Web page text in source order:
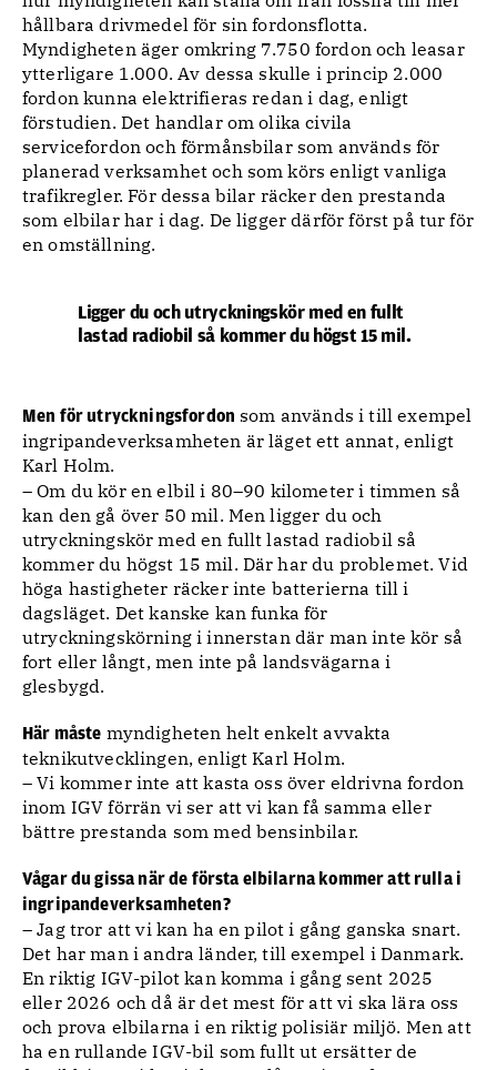
hållbara drivmedel för sin fordonsflotta.
Myndigheten äger omkring 7.750 fordon och leasar
ytterligare 1.000. Av dessa skulle i princip 2.000
fordon kunna elektrifieras redan i dag, enligt
förstudien. Det handlar om olika civila
servicefordon och förmånsbilar som används för
planerad verksamhet och som körs enligt vanliga
trafikregler. För dessa bilar räcker den prestanda
som elbilar har i dag. De ligger därför först på tur för
en omställning.
Ligger du och utryckningskör med en fullt
lastad radiobil så kommer du högst 15 mil.
Men för utryckningsfordon som används i till exempel
ingripandeverksamheten är läget ett annat, enligt
Karl Holm.
– Om du kör en elbil i 80–90 kilometer i timmen så
kan den gå över 50 mil. Men ligger du och
utryckningskör med en fullt lastad radiobil så
kommer du högst 15 mil. Där har du problemet. Vid
höga hastigheter räcker inte batterierna till i
dagsläget. Det kanske kan funka för
utryckningskörning i innerstan där man inte kör så
fort eller långt, men inte på landsvägarna i
glesbygd.
Här måste myndigheten helt enkelt avvakta
teknikutvecklingen, enligt Karl Holm.
– Vi kommer inte att kasta oss över eldrivna fordon
inom IGV förrän vi ser att vi kan få samma eller
bättre prestanda som med bensinbilar.
Vågar du gissa när de första elbilarna kommer att rulla i
ingripandeverksamheten?
– Jag tror att vi kan ha en pilot i gång ganska snart.
Det har man i andra länder, till exempel i Danmark.
En riktig IGV-pilot kan komma i gång sent 2025
eller 2026 och då är det mest för att vi ska lära oss
och prova elbilarna i en riktig polisiär miljö. Men att
ha en rullande IGV-bil som fullt ut ersätter de